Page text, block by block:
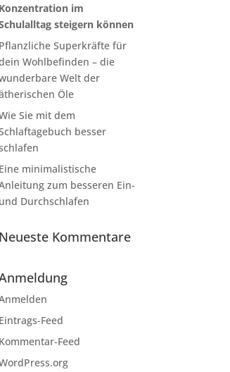
Konzentration im
steigern können
Pflanzliche Superkräfte für
Wohlbefinden – die
Welt der
Öle
Sie mit dem
besser
Eine minimalistische
zum besseren Ein-
und Durchschlafen
Neueste Kommentare
Eintrags-Feed
Kommentar-Feed